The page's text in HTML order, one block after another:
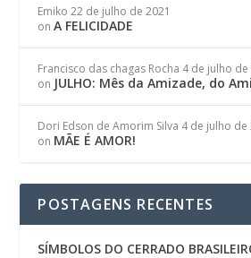
Emiko 22 de julho de 2021
onA FELICIDADE
Francisco das chagas Rocha 4 de julho de
on JULHO: Mês da Amizade, do
Dori Edson de Amorim Silva 4 de julho de
on MÃE É AMOR!
POSTAGENS RECENTES
SÍMBOLOS DO CERRADO